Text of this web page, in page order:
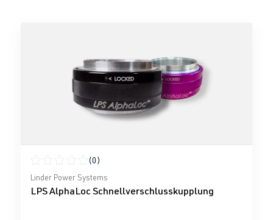
Durchschnittliche Bewertung von 0 von 5 Sternen
(0)
Linder Power Systems
LPS AlphaLoc Schnellverschlusskupplung